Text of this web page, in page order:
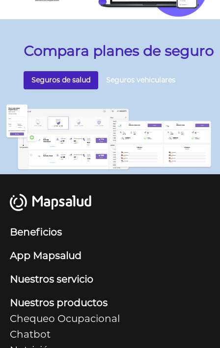
Compara planes de seguro
Seguros de salud Seguros vehiculares
Beneficios
App Mapsalud
Nuestros servicio
Nuestros productos
Chequeo Ocupacional
Chatbot